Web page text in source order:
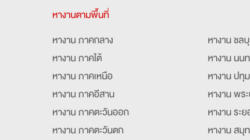
หางานตามพื้นที่
หางาน ภาคกลาง
หางาน ภาคใต้
หางาน ภาคเหนือ
หางาน ภาคอีสาน
หางาน ภาคตะวันออก
หางาน ภาคตะวันตก
หางาน ชล
หางาน นน
หางาน ปทุ
หางาน พร
หางาน ระย
หางาน สมุ